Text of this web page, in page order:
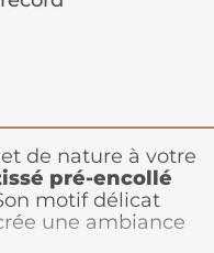
de nature à votre
pré-encollé
motif délicat
une ambiance